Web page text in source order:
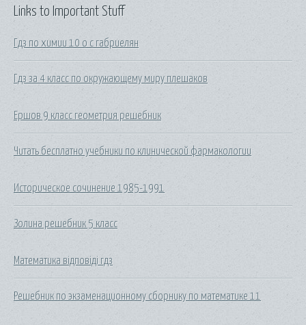
Links to Important Stuff
Гдз по химии 10 о с габриелян
Гдз за 4 класс по окружающему миру плешаков
Ершов 9 класс геометрия решебник
Читать бесплатно учебники по клинической фармакологии
Историческое сочинение 1985-1991
Золина решебник 5 класс
Математика відповіді гдз
Решебник по экзаменационному сборнику по математике 11